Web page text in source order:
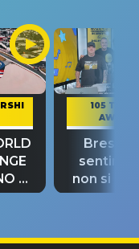
si
105 TAKE
AWAY
Bresh:
non si
fino alla